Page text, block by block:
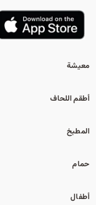
معيشة
أطقم اللحاف
المطبخ
حمام
أطفال